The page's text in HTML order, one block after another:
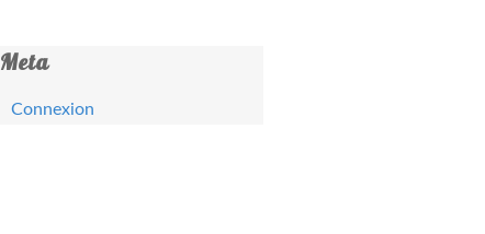
Meta
Connexion